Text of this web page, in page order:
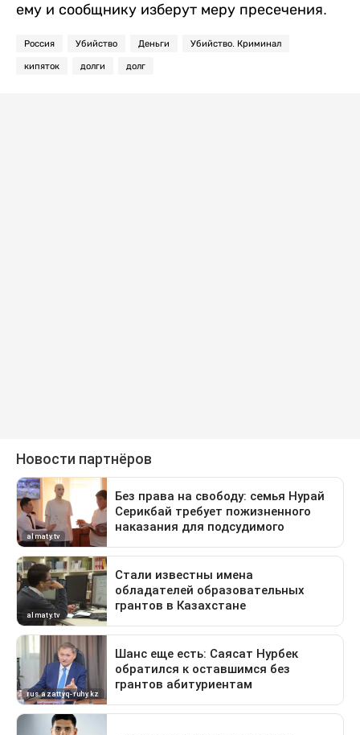
ему и сообщнику изберут меру пресечения.
Россия Убийство Деньги Убийство. Криминал
кипяток долги долг